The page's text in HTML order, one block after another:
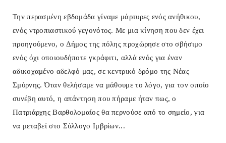
Την περασμένη εβδομάδα γίναμε μάρτυρες ενός ανήθικου,
ενός ντροπιαστικού γεγονότος. Με μια κίνηση που δεν έχει
προηγούμενο, ο Δήμος της πόλης προχώρησε στο σβήσιμο
ενός όχι οποιουδήποτε γκράφιτι, αλλά ενός για έναν
αδικοχαμένο αδελφό μας, σε κεντρικό δρόμο της Νέας
Σμύρνης. Όταν θελήσαμε να μάθουμε το λόγο, για τον οποίο
συνέβη αυτό, η απάντηση που πήραμε ήταν πως, ο
Πατριάρχης Βαρθολομαίος θα περνούσε από το σημείο, για
να μεταβεί στο Σύλλογο Ιμβρίων...